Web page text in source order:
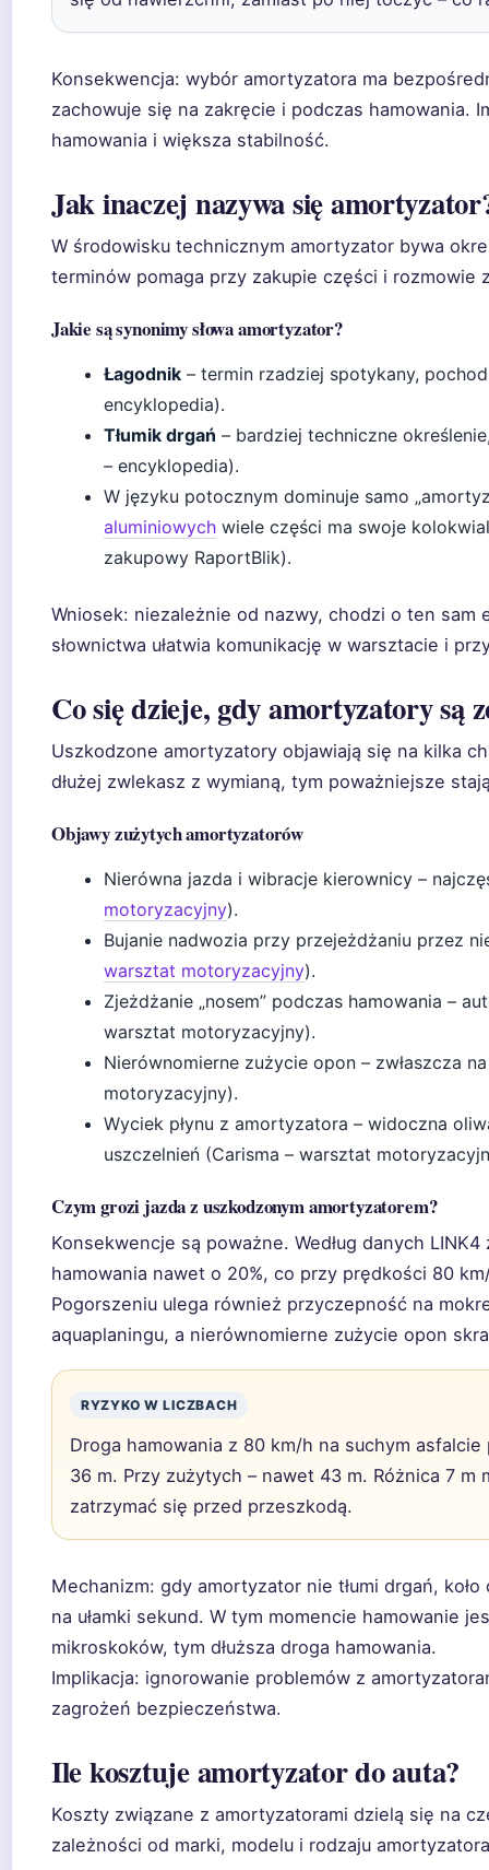
Konsekwencja: wybór amortyzatora ma
zachowuje się na zakręcie i podczas hamowania.
hamowania i większa stabilność.
Jak inaczej nazywa się
W środowisku technicznym amortyzator bywa
terminów pomaga przy zakupie części i rozmowie
Jakie są synonimy słowa amortyzator?
Łagodnik – termin rzadziej spotykany,
encyklopedia).
Tłumik drgań – bardziej techniczne
– encyklopedia).
W języku potocznym dominuje samo
aluminiowych wiele części ma swoje
zakupowy RaportBlik).
Wniosek: niezależnie od nazwy, chodzi o ten sam
słownictwa ułatwia komunikację w warsztacie i
Co się dzieje, gdy amortyzatory są
Uszkodzone amortyzatory objawiają się na kilka
dłużej zwlekasz z wymianą, tym poważniejsze
Objawy zużytych amortyzatorów
Nierówna jazda i wibracje kierownicy –
motoryzacyjny).
Bujanie nadwozia przy przejeżdżaniu przez
warsztat motoryzacyjny).
Zjeżdżanie „nosem” podczas hamowania –
warsztat motoryzacyjny).
Nierównomierne zużycie opon – zwłaszcza
motoryzacyjny).
Wyciek płynu z amortyzatora – widoczna
uszczelnień (Carisma – warsztat
Czym grozi jazda z uszkodzonym amortyzatorem?
Konsekwencje są poważne. Według danych
hamowania nawet o 20%, co przy prędkości 80
Pogorszeniu ulega również przyczepność na
aquaplaningu, a nierównomierne zużycie opon
RYZYKO W LICZBACH
Droga hamowania z 80 km/h na suchym
36 m. Przy zużytych – nawet 43 m. Różnica 7
zatrzymać się przed przeszkodą.
Mechanizm: gdy amortyzator nie tłumi drgań,
na ułamki sekund. W tym momencie hamowanie
mikroskoków, tym dłuższa droga hamowania.
Implikacja: ignorowanie problemów z
zagrożeń bezpieczeństwa.
Ile kosztuje amortyzator do auta?
Koszty związane z amortyzatorami dzielą się na
zależności od marki, modelu i rodzaju